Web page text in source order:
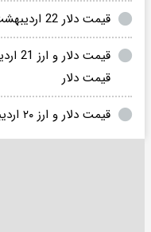
قیمت دلار 22 اردیبهشت 1405؛ قیمت دلار فریز شد
قیمت دلار
قیمت دلار و ارز ۲۰ اردیبهشت ۱۴۰۵؛ دلار ارزان شد